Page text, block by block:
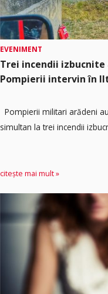
EVENIMENT
Trei incendii
Pompierii intervin în
Pompierii militari arădeni
simultan la trei incendii
citește mai mult »